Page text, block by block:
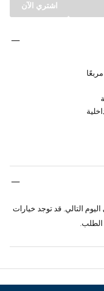
اشتري الآن
التالي. قد توجد خيارات